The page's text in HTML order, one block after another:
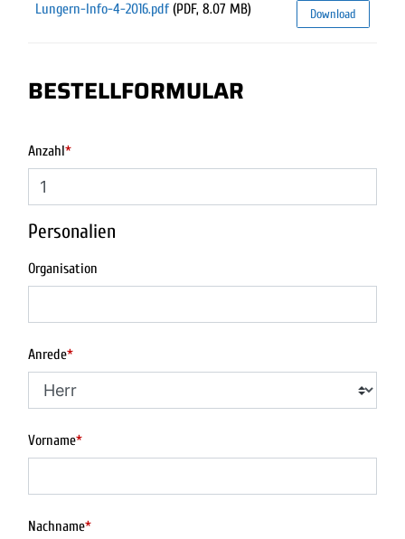
Lungern-Info-4-2016.pdf (PDF, 8.07 MB) Download
BESTELLFORMULAR
Anzahl*
Personalien
Organisation
Anrede*
Vorname*
Nachname*